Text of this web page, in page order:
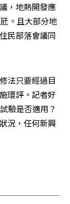
，地熱開發應
。且大部分地
民部落會議同
法只要經過目
環評。記者好
驗是否適用？
況，任何新興